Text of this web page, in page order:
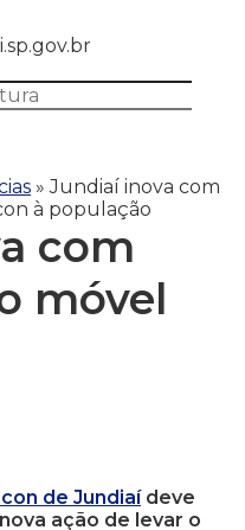
»Jundiaí inova com
à população
com
móvel
de Jundiaídeve
ação de levar o